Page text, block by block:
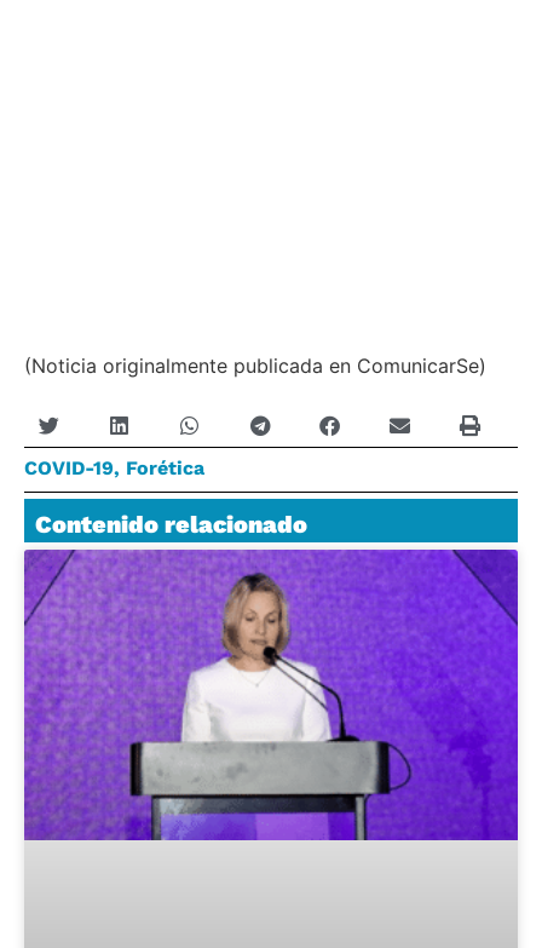
(Noticia originalmente publicada en ComunicarSe)
COVID-19, Forética
Contenido relacionado